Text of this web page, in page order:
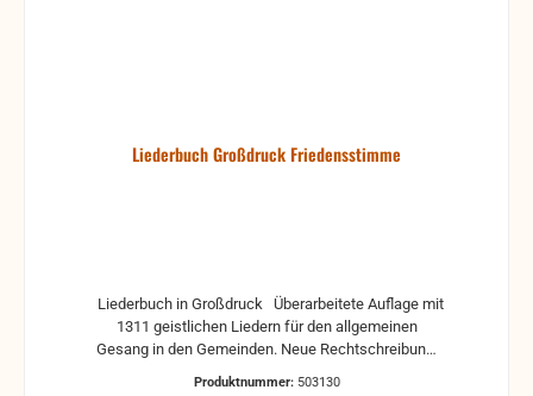
Liederbuch Großdruck Friedensstimme
1311 geistlichen Liedern für den allgemeinen
Gesang in den Gemeinden. Neue Rechtschreibung.
Produktnummer: 503130